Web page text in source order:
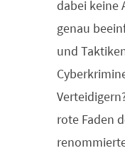
dabei keine
genau
und
rote Faden